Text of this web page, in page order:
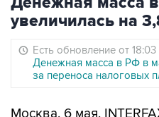
увеличилась на
Есть обновление от 18:03
Денежная масса в РФ в
за переноса налоговых